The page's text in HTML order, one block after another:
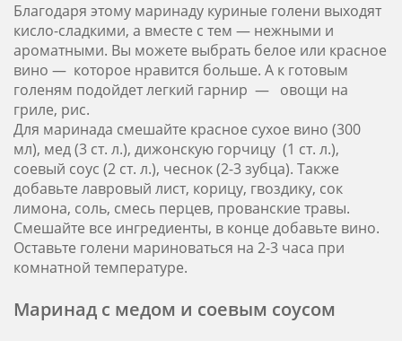
Благодаря этому маринаду куриные голени выходят
кисло-сладкими, а вместе с тем — нежными и
ароматными. Вы можете выбрать белое или красное
вино — которое нравится больше. А к готовым
голеням подойдет легкий гарнир — овощи на
гриле, рис.
Для маринада смешайте красное сухое вино (300
мл), мед (3 ст. л.), дижонскую горчицу (1 ст. л.),
соевый соус (2 ст. л.), чеснок (2-3 зубца). Также
добавьте лавровый лист, корицу, гвоздику, сок
лимона, соль, смесь перцев, прованские травы.
Смешайте все ингредиенты, в конце добавьте вино.
Оставьте голени мариноваться на 2-3 часа при
комнатной температуре.
Маринад с медом и соевым соусом